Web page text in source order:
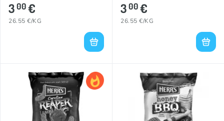
300€
26.55 €/KG
300€
26.55 €/KG